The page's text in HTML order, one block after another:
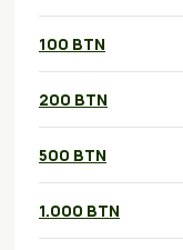
100 BTN
200 BTN
500 BTN
1.000 BTN